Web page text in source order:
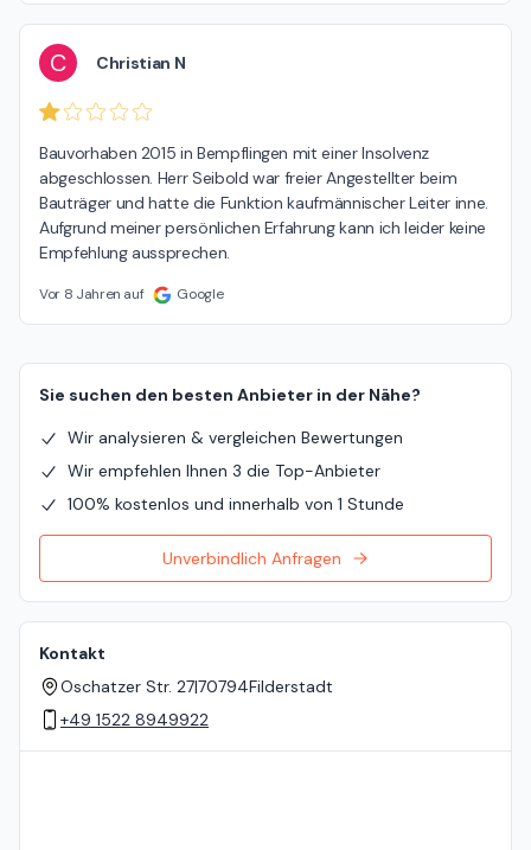
C Christian N
Bauvorhaben 2015 in Bempflingen mit einer Insolvenz
abgeschlossen. Herr Seibold war freier Angestellter beim
Bauträger und hatte die Funktion kaufmännischer Leiter inne.
Aufgrund meiner persönlichen Erfahrung kann ich leider keine
Empfehlung aussprechen.
Vor 8 Jahren auf Google
Sie suchen den besten Anbieter in der Nähe?
Wir analysieren & vergleichen Bewertungen
Wir empfehlen Ihnen 3 die Top-Anbieter
100% kostenlos und innerhalb von 1 Stunde
Unverbindlich Anfragen
Kontakt
Oschatzer Str. 27|70794Filderstadt
+49 1522 8949922